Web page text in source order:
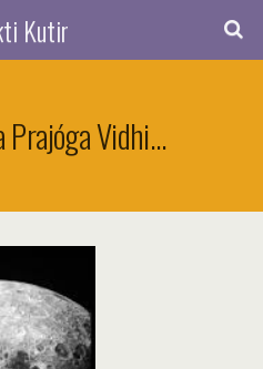
Kutir
Prajóga Vidhi…